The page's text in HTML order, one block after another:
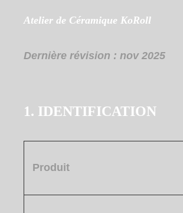
Atelier de Céramique KoRoll
Dernière révision : nov 2025
1. IDENTIFICATION
Produit